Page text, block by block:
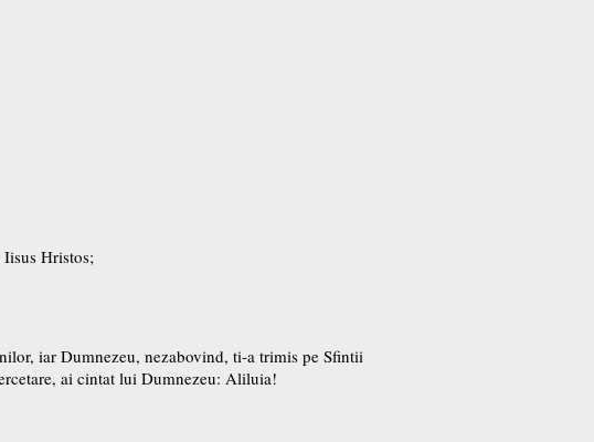
Hristos;
iar Dumnezeu, nezabovind, ti-a trimis pe Sfintii
ai cintat lui Dumnezeu: Aliluia!